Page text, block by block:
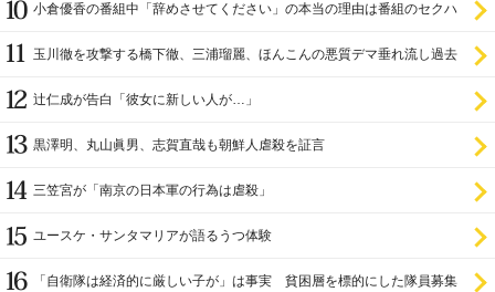
小倉優香の番組中「辞めさせてください」の本当の理由は番組のセクハ
玉川徹を攻撃する橋下徹、三浦瑠麗、ほんこんの悪質デマ垂れ流し過去
辻仁成が告白「彼女に新しい人が…」
黒澤明、丸山眞男、志賀直哉も朝鮮人虐殺を証言
三笠宮が「南京の日本軍の行為は虐殺」
ユースケ・サンタマリアが語るうつ体験
「自衛隊は経済的に厳しい子が」は事実 貧困層を標的にした隊員募集